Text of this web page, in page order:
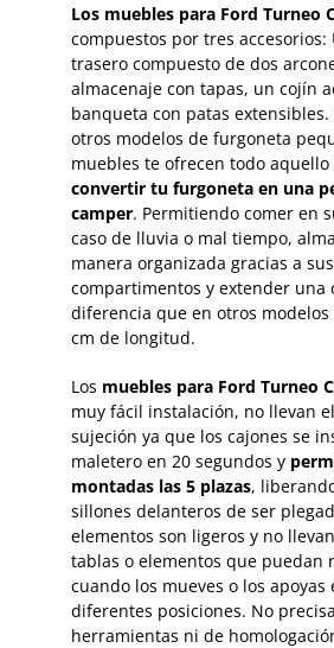
Los muebles para Ford Turneo
compuestos por tres accesorios:
trasero compuesto de dos
almacenaje con tapas, un cojín
banqueta con patas
otros modelos de furgoneta
muebles te ofrecen todo aquello
convertir tu furgoneta en una
camper. Permitiendo comer en
caso de lluvia o mal tiempo,
manera organizada gracias a
compartimentos y extender una
diferencia que en otros modelos
cm de longitud.
Los muebles para Ford Turneo
muy fácil instalación, no llevan
sujeción ya que los cajones se
maletero en 20 segundos y
montadas las 5 plazas,
sillones delanteros de ser
elementos son ligeros y no
tablas o elementos que puedan
cuando los mueves o los apoyas
diferentes posiciones. No
herramientas ni de